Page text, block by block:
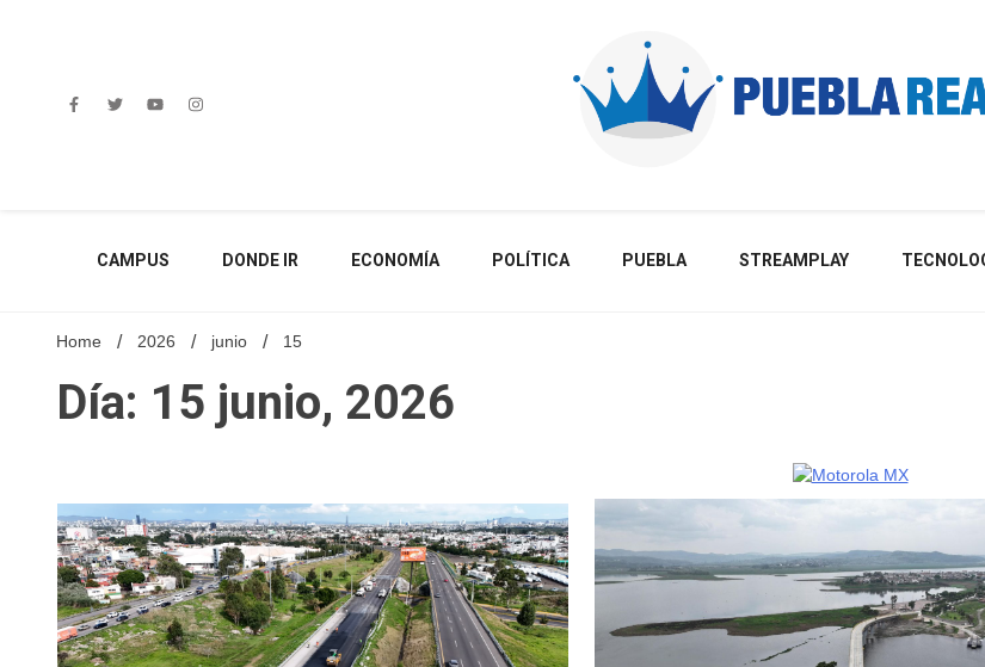
CAMPUS DONDE IR ECONOMÍA POLÍTICA PUEBLA STREAMPLAY
Home 2026 junio 15
Día: 15 junio, 2026